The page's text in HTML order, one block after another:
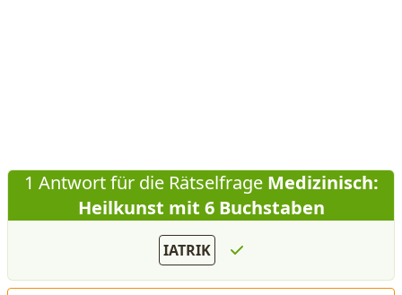
1 Antwort für die RätselfrageMedizinisch:
Heilkunst mit 6 Buchstaben
IATRIK